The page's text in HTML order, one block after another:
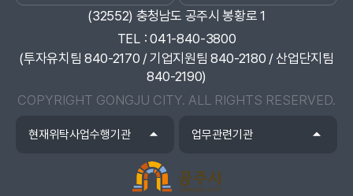
현재위탁사업수행기관 업무관련기관
(32552) 충청남도 공주시 봉황로 1
TEL
041-840-3800
(투자유치팀 840-2170 / 기업지원팀 840-2180 / 산업단지팀
840-2190)
COPYRIGHT GONGJU CITY. ALL RIGHTS RESERVED.